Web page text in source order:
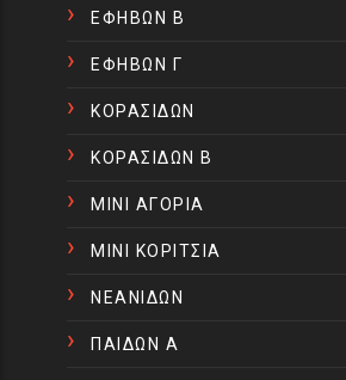
ΕΦΗΒΩΝ Β
ΕΦΗΒΩΝ Γ
ΚΟΡΑΣΙΔΩΝ
ΚΟΡΑΣΙΔΩΝ Β
ΜΙΝΙ ΑΓΟΡΙΑ
ΜΙΝΙ ΚΟΡΙΤΣΙΑ
ΝΕΑΝΙΔΩΝ
ΠΑΙΔΩΝ Α